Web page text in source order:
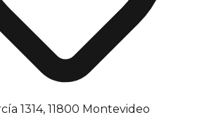
1314, 11800 Montevideo